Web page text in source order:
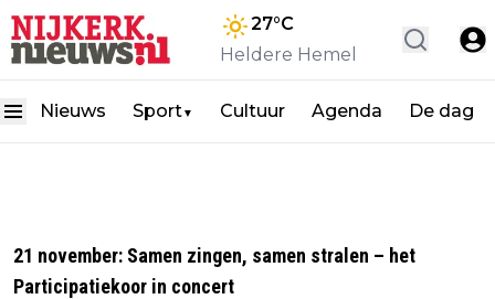
27°C
Heldere Hemel
Nieuws Sport▼ Cultuur Agenda De dag
21 november: Samen zingen, samen stralen – het
Participatiekoor in concert